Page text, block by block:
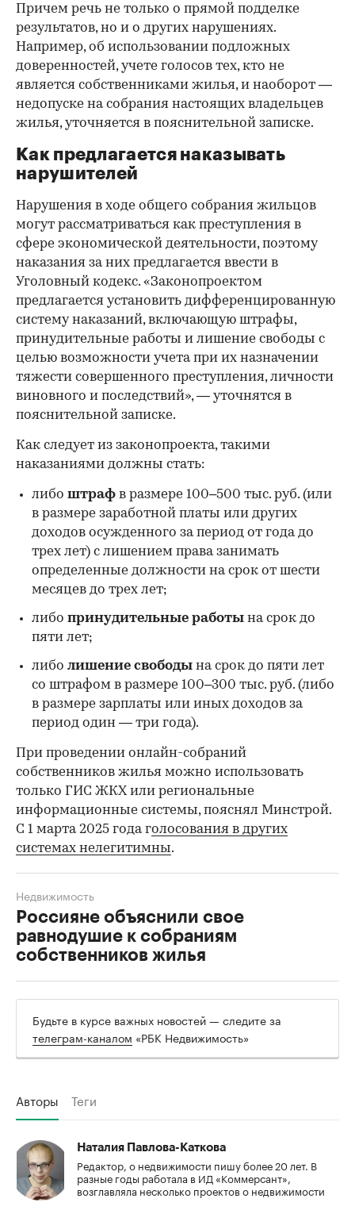
Причем речь не только о прямой подделке
результатов, но и о других нарушениях.
Например, об использовании подложных
доверенностей, учете голосов тех, кто не
является собственниками жилья, и наоборот —
недопуске на собрания настоящих владельцев
жилья, уточняется в пояснительной записке.
Как предлагается наказывать
нарушителей
Нарушения в ходе общего собрания жильцов
могут рассматриваться как преступления в
сфере экономической деятельности, поэтому
наказания за них предлагается ввести в
Уголовный кодекс. «Законопроектом
предлагается установить дифференцированную
систему наказаний, включающую штрафы,
принудительные работы и лишение свободы с
целью возможности учета при их назначении
тяжести совершенного преступления, личности
виновного и последствий», — уточнятся в
пояснительной записке.
Как следует из законопроекта, такими
наказаниями должны стать:
либо штраф в размере 100–500 тыс. руб. (или
в размере заработной платы или других
доходов осужденного за период от года до
трех лет) с лишением права занимать
определенные должности на срок от шести
месяцев до трех лет;
либо принудительные работы на срок до
пяти лет;
либо лишение свободы на срок до пяти лет
со штрафом в размере 100–300 тыс. руб. (либо
в размере зарплаты или иных доходов за
период один — три года).
При проведении онлайн-собраний
собственников жилья можно использовать
только ГИС ЖКХ или региональные
информационные системы, пояснял Минстрой.
С 1 марта 2025 года голосования в других
системах нелегитимны.
Россияне объяснили свое
равнодушие к собраниям
собственников жилья
Недвижимость
Будьте в курсе важных новостей — следите за
телеграм-каналом «РБК Недвижимость»
Авторы Теги
Наталия Павлова-Каткова
Редактор, о недвижимости пишу более 20 лет. В
разные годы работала в ИД «Коммерсант»,
возглавляла несколько проектов о недвижимости